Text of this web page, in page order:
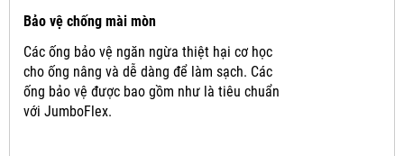
Bảo vệ chống mài mòn
Các ống bảo vệ ngăn ngừa thiệt hại cơ học
cho ống nâng và dễ dàng để làm sạch. Các
ống bảo vệ được bao gồm như là tiêu chuẩn
với JumboFlex.